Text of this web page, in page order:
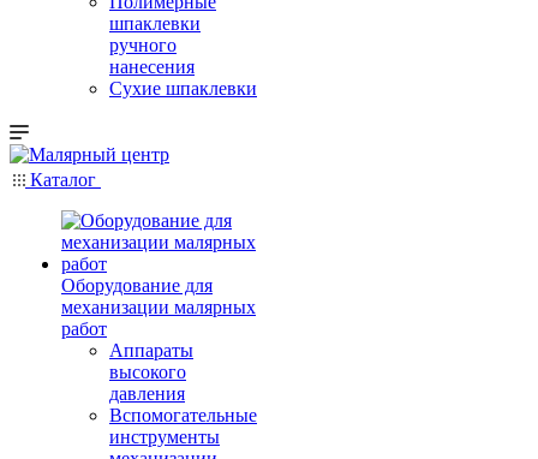
шпаклевки
ручного
нанесения
Сухие шпаклевки
Каталог
Оборудование для
механизации малярных
работ
Аппараты
высокого
давления
Вспомогательные
инструменты